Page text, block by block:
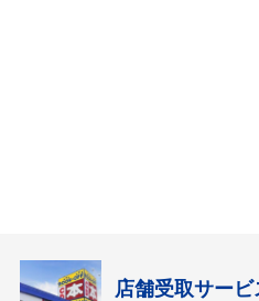
店舗受取サー